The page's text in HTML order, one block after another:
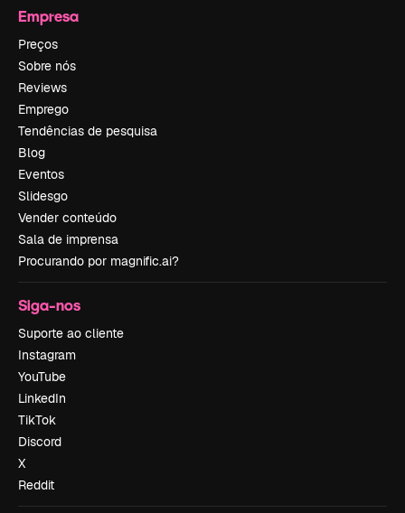
Empresa
Preços
Sobre nós
Reviews
Emprego
Tendências de pesquisa
Blog
Eventos
Slidesgo
Vender conteúdo
Sala de imprensa
Procurando por magnific.ai?
Siga-nos
Suporte ao cliente
Instagram
YouTube
LinkedIn
TikTok
Discord
X
Reddit